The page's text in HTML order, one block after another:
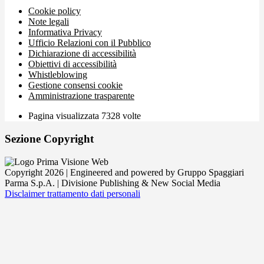
Cookie policy
Note legali
Informativa Privacy
Ufficio Relazioni con il Pubblico
Dichiarazione di accessibilità
Obiettivi di accessibilità
Whistleblowing
Gestione consensi cookie
Amministrazione trasparente
Pagina visualizzata 7328 volte
Sezione Copyright
Copyright 2026 | Engineered and powered by Gruppo Spaggiari
Parma S.p.A. | Divisione Publishing & New Social Media
Disclaimer trattamento dati personali